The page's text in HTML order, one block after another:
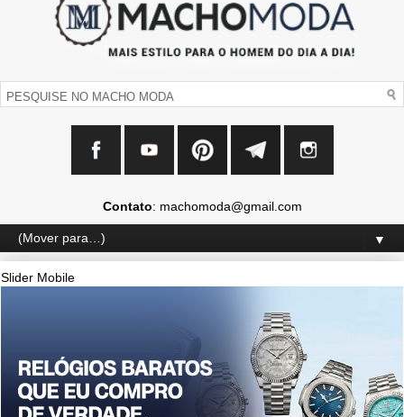
Contato: machomoda@gmail.com
▼
Slider Mobile